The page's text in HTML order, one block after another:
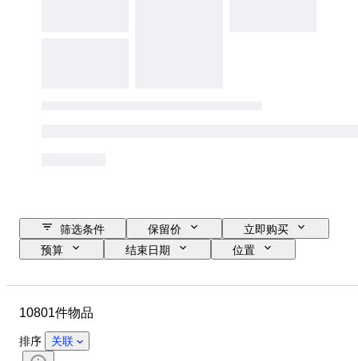
筛选条件 保留价
立即购买
预算
结束日期
位置
性别
时期
装订
10801件物品
排序 关联